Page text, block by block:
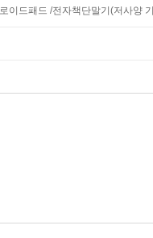
이드패드 /전자책단말기(저사양